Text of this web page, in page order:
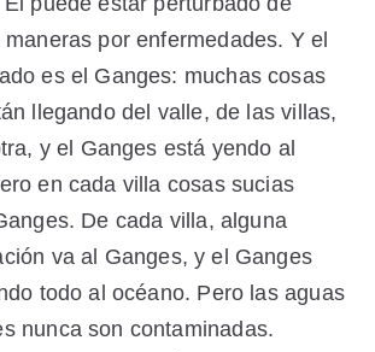
por enfermedades. Y el
es el Ganges: muchas cosas
llegando del valle, de las villas,
y el Ganges está yendo al
en cada villa cosas sucias
De cada villa, alguna
va al Ganges, y el Ganges
todo al océano. Pero lasaguas
nunca son contaminadas.